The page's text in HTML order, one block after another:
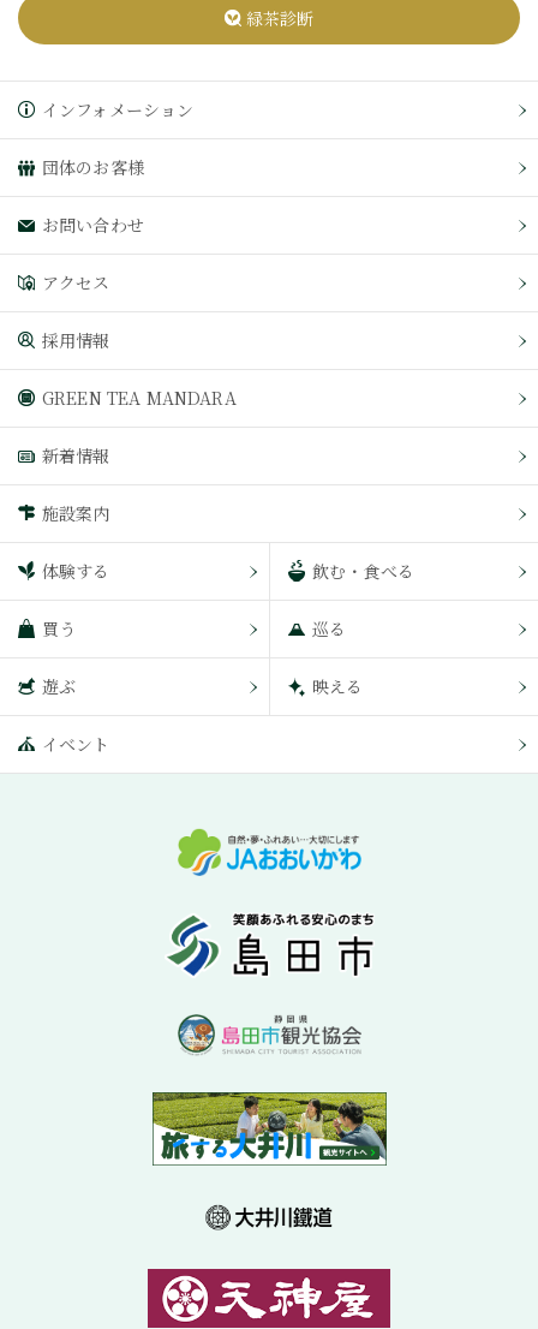
緑茶診断
インフォメーション
団体のお客様
お問い合わせ
アクセス
採用情報
GREEN TEA MANDARA
新着情報
施設案内
体験する 飲む・食べる
買う 巡る
遊ぶ 映える
イベント